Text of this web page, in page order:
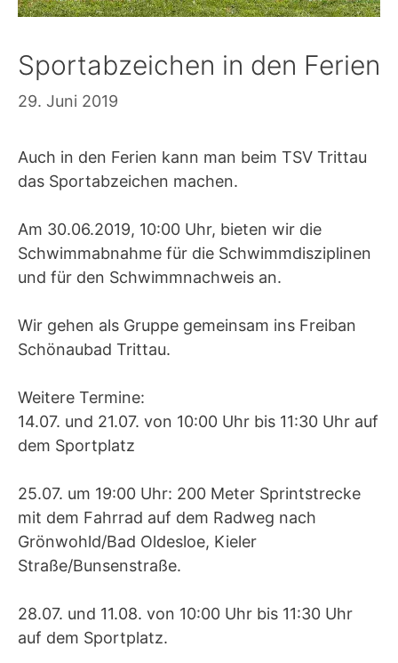
Sportabzeichen in den Ferien
29. Juni 2019
Auch in den Ferien kann man beim TSV Trittau
das Sportabzeichen machen.
Am 30.06.2019, 10:00 Uhr, bieten wir die
Schwimmabnahme für die Schwimmdisziplinen
und für den Schwimmnachweis an.
Wir gehen als Gruppe gemeinsam ins Freiban
Schönaubad Trittau.
Weitere Termine:
14.07. und 21.07. von 10:00 Uhr bis 11:30 Uhr auf
dem Sportplatz
25.07. um 19:00 Uhr: 200 Meter Sprintstrecke
mit dem Fahrrad auf dem Radweg nach
Grönwohld/Bad Oldesloe, Kieler
Straße/Bunsenstraße.
28.07. und 11.08. von 10:00 Uhr bis 11:30 Uhr
auf dem Sportplatz.